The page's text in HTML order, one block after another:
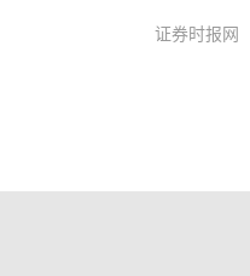
证券时报网